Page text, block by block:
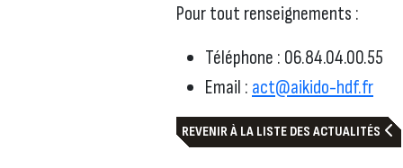
Pour tout renseignements :
Téléphone : 06.84.04.00.55
Email : act@aikido-hdf.fr
REVENIR À LA LISTE DES ACTUALITÉS